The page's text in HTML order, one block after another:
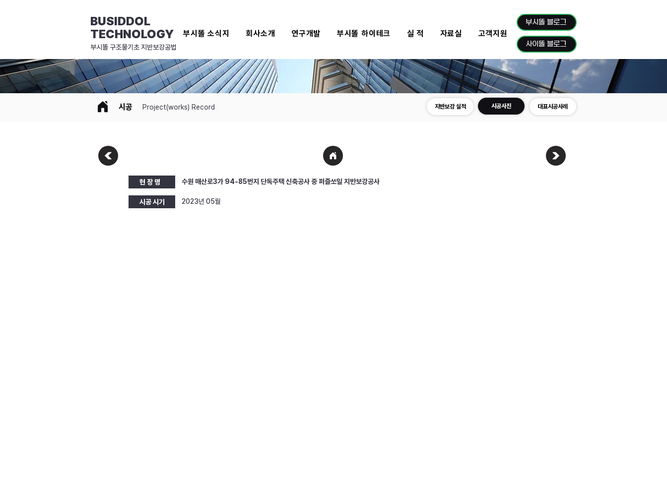
BUSIDDOL
TECHNOLOGY
부시똘 소식지 회사소개 연구개발 부시똘 하이테크 실 적 자료실 고객지원
​부시똘 구조물기초 지반보강공법
부시똘 블로그
사이똘 블로그
시공 Project(works) Record 지반보강 실적 시공사진 대표시공사례
현 장 명 수원 매산로3가 94-85번지 단독주택 신축공사 중 퍼즐쏘일 지반보강공사
시공 시기 2023년 05월